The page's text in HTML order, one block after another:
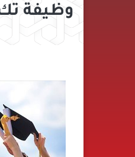
وظيفة